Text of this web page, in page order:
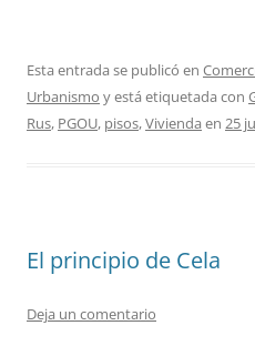
Esta entrada se publicó en
Urbanismo y está etiquetada con
Rus, PGOU, pisos,Vivienda en 25
El principio de Cela
Deja un comentario